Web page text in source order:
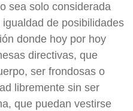
sea solo considerada
de posibilidades
donde hoy por hoy
directivas, que
ser frondosas o
libremente sin ser
que puedan vestirse